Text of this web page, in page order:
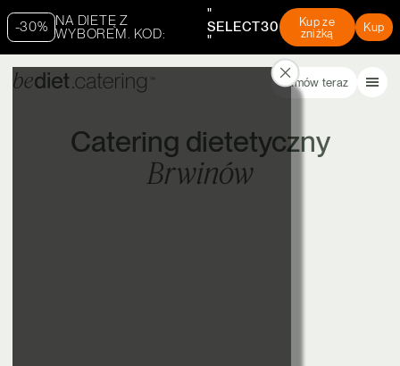
-30% NA DIETĘ Z
WYBOREM. KOD:
"
SELECT30
"
Kup ze
zniżką
Kup
Zamów teraz
Catering dietetyczny
Brwinów